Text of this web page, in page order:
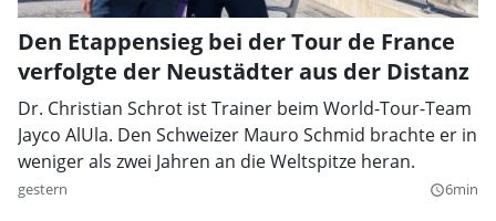
Den Etappensieg bei der Tour de France
verfolgte der Neustädter aus der Distanz
Dr. Christian Schrot ist Trainer beim World-Tour-Team
Jayco AlUla. Den Schweizer Mauro Schmid brachte er in
weniger als zwei Jahren an die Weltspitze heran.
gestern query_builder6min